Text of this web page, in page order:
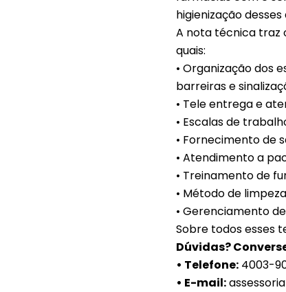
higienização
A nota técnica traz
quais:
• Organização dos
barreiras e
• Tele entrega e
• Escalas de
• Fornecimento de
• Atendimento a
• Treinamento de
• Método de
• Gerenciamento
Sobre todos esses
Dúvidas?
• Telefone: 4003-
• E-mail: